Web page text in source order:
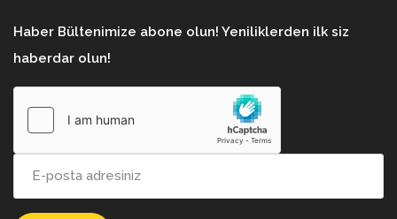
Haber Bültenimize abone olun! Yeniliklerden ilk siz
haberdar olun!